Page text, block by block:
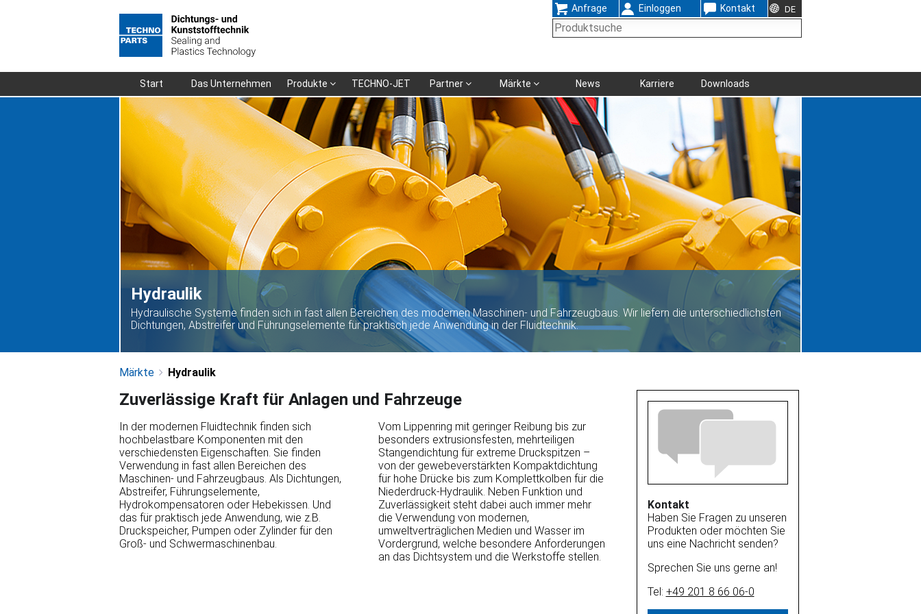
Navigation
überspringen
Anfrage Einloggen Kontakt DE
Navigation
überspringen
Start Das Unternehmen Produkte TECHNO-JET Partner Märkte News Karriere Downloads
Hydraulik
Hydraulische Systeme finden sich in fast allen Bereichen des modernen Maschinen- und Fahrzeugbaus. Wir liefern die unterschiedlichsten
Dichtungen, Abstreifer und Führungselemente für praktisch jede Anwendung in der Fluidtechnik.
Märkte Hydraulik
Zuverlässige Kraft für Anlagen und Fahrzeuge
In der modernen Fluidtechnik finden sich
hochbelastbare Komponenten mit den
verschiedensten Eigenschaften. Sie finden
Verwendung in fast allen Bereichen des
Maschinen- und Fahrzeugbaus. Als Dichtungen,
Abstreifer, Führungselemente,
Hydrokompensatoren oder Hebekissen. Und
das für praktisch jede Anwendung, wie z.B.
Druckspeicher, Pumpen oder Zylinder für den
Groß- und Schwermaschinenbau.
Vom Lippenring mit geringer Reibung bis zur
besonders extrusionsfesten, mehrteiligen
Stangendichtung für extreme Druckspitzen –
von der gewebeverstärkten Kompaktdichtung
für hohe Drücke bis zum Komplettkolben für die
Niederdruck-Hydraulik. Neben Funktion und
Zuverlässigkeit steht dabei auch immer mehr
die Verwendung von modernen,
umweltverträglichen Medien und Wasser im
Vordergrund, welche besondere Anforderungen
an das Dichtsystem und die Werkstoffe stellen.
Kontakt
Haben Sie Fragen zu unseren
Produkten oder möchten Sie
uns eine Nachricht senden?
Sprechen Sie uns gerne an!
Tel: +49 201 8 66 06-0